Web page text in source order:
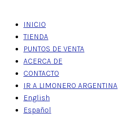
INICIO
TIENDA
PUNTOS DE VENTA
ACERCA DE
CONTACTO
IR A LIMONERO ARGENTINA
English
Español